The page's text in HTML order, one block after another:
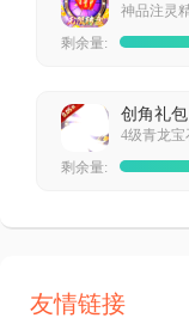
剩余量:
创角礼包
剩余量:
友情链接